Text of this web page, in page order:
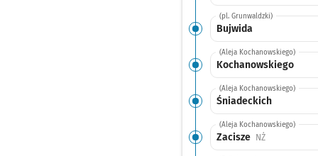
(pl. Grunwaldzki)
Bujwida
(Aleja Kochanowskiego)
Kochanowskiego
(Aleja Kochanowskiego)
Śniadeckich
(Aleja Kochanowskiego)
Zacisze NŻPrzystanek